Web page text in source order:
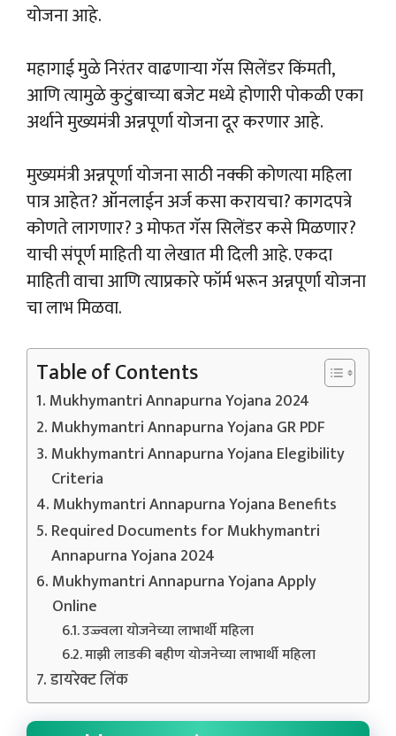
योजना आहे.
महागाई मुळे निरंतर वाढणाऱ्या गॅस सिलेंडर किंमती,
आणि त्यामुळे कुटुंबाच्या बजेट मध्ये होणारी पोकळी एका
अर्थाने मुख्यमंत्री अन्नपूर्णा योजना दूर करणार आहे.
मुख्यमंत्री अन्नपूर्णा योजना साठी नक्की कोणत्या महिला
पात्र आहेत? ऑनलाईन अर्ज कसा करायचा? कागदपत्रे
कोणते लागणार? 3 मोफत गॅस सिलेंडर कसे मिळणार?
याची संपूर्ण माहिती या लेखात मी दिली आहे. एकदा
माहिती वाचा आणि त्याप्रकारे फॉर्म भरून अन्नपूर्णा योजना
चा लाभ मिळवा.
Table of Contents
Mukhymantri Annapurna Yojana 2024
Mukhymantri Annapurna Yojana GR PDF
Mukhymantri Annapurna Yojana Elegibility
Criteria
Mukhymantri Annapurna Yojana Benefits
Required Documents for Mukhymantri
Annapurna Yojana 2024
Mukhymantri Annapurna Yojana Apply
Online
उज्ज्वला योजनेच्या लाभार्थी महिला
माझी लाडकी बहीण योजनेच्या लाभार्थी महिला
डायरेक्ट लिंक